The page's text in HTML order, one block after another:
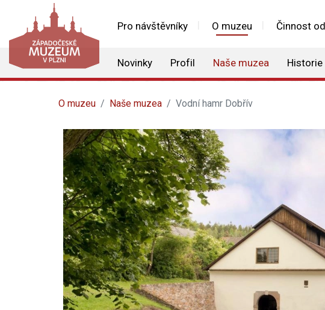
Pro návštěvníky O muzeu Činnost
Novinky Profil Naše muzea Historie
O muzeu Naše muzea Vodní hamr Dobřív